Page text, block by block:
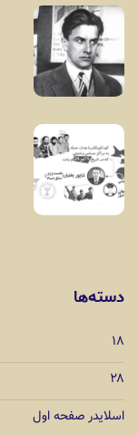
دسته‌ها
اسلایدر صفحه اول